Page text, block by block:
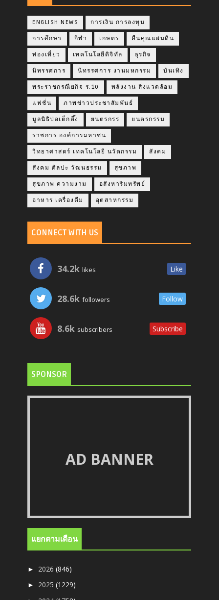
ENGLISH NEWS การเงิน การลงทุน
การศึกษา กีฬา เกษตร คืนคุณแผ่นดิน
ท่องเที่ยว เทคโนโลยีดิจิทัล ธุรกิจ
นิทรรศการ นิทรรศการ งานมหกรรม บันเทิง
พระราชกรณียกิจ ร.10 พลังงาน สิ่งแวดล้อม
แฟชั่น ภาพข่าวประชาสัมพันธ์
มูลนิธิป่อเต็กตึ๊ง ยนตรกรร ยนตรกรรม
ราชการ องค์การมหาชน
วิทยาศาสตร์ เทคโนโลยี นวัตกรรม สังคม
สังคม ศิลปะ วัฒนธรรม สุขภาพ
สุขภาพ ความงาม อสังหาริมทรัพย์
อาหาร เครื่องดื่ม อุตสาหกรรม
CONNECT WITH US
34.2k likes Like
28.6k followers Follow
8.6k subscribers Subscribe
SPONSOR
AD BANNER
แยกตามเดือน
► 2026(846)
► 2025(1229)